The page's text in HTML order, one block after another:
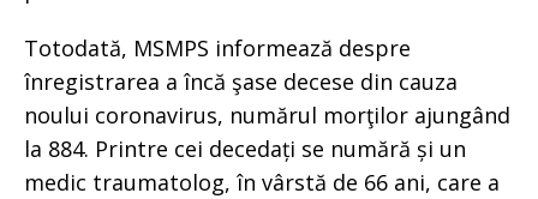
Totodată, MSMPS informează despre
înregistrarea a încă şase decese din cauza
noului coronavirus, numărul morţilor ajungând
la 884. Printre cei decedați se numără și un
medic traumatolog, în vârstă de 66 ani, care a